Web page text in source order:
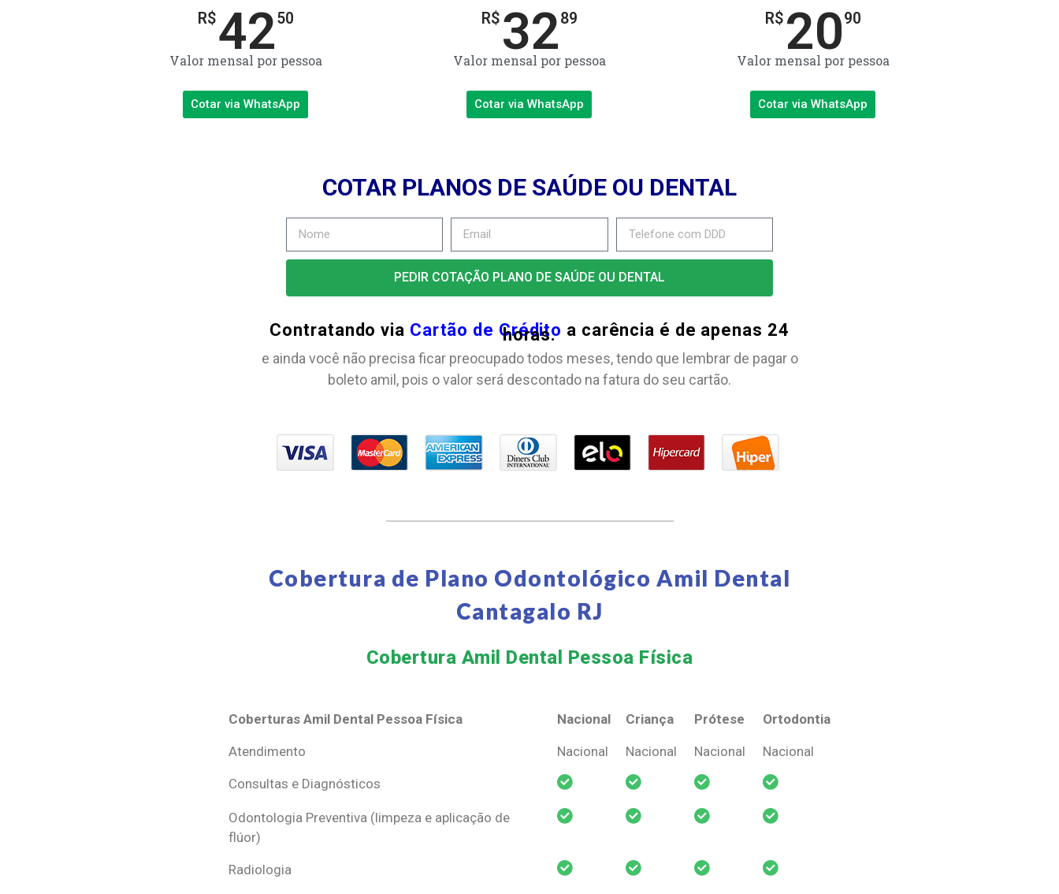
R$4250
Valor mensal por pessoa
Cotar via WhatsApp
R$ 3289
Valor mensal por pessoa
Cotar via WhatsApp
R$ 2090
Valor mensal por pessoa
Cotar via WhatsApp
COTAR PLANOS DE SAÚDE OU DENTAL
PEDIR COTAÇÃO PLANO DE SAÚDE OU DENTAL
Contratando via Cartão de Crédito a carência é de apenas 24
horas.
e ainda você não precisa ficar preocupado todos meses, tendo que lembrar de pagar o
boleto amil, pois o valor será descontado na fatura do seu cartão.
Cobertura de Plano Odontológico Amil Dental
Cantagalo RJ
Cobertura Amil Dental Pessoa Física​
Coberturas Amil Dental Pessoa Física Nacional Criança Prótese
Ortodontia
Coberturas Amil Dental Pessoa Física
Nacional Criança Prótese Ortodontia
Atendimento Nacional Nacional Nacional Nacional
Consultas e Diagnósticos
Odontologia Preventiva (limpeza e aplicação de
flúor)
Radiologia